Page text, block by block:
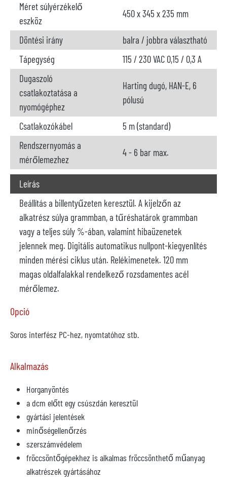
Méret súlyérzékelő
eszköz
450 x 345 x 235 mm
Döntési irány
balra / jobbra választható
Tápegység
115 / 230 VAC 0,15 / 0,3 A
Dugaszoló
csatlakoztatása a
nyomógéphez
Harting dugó, HAN-E, 6
pólusú
Csatlakozókábel
5 m (standard)
Rendszernyomás a
mérőlemezhez
4 - 6 bar max.
Leírás
Beállítás a billentyűzeten keresztül. A kijelzőn az
alkatrész súlya grammban, a tűréshatárok grammban
vagy a teljes súly %-ában, valamint hibaüzenetek
jelennek meg. Digitális automatikus nullpont-kiegyenlítés
minden mérési ciklus után. Relékimenetek. 120 mm
magas oldalfalakkal rendelkező rozsdamentes acél
mérőlemez.
Opció
Soros interfész PC-hez, nyomtatóhoz stb.
Alkalmazás
Horganyöntés
a dcm előtt egy csúszdán keresztül
gyártási jelentések
minőségellenőrzés
szerszámvédelem
fröccsöntőgépekhez is alkalmas fröccsönthető műanyag
alkatrészek gyártásához